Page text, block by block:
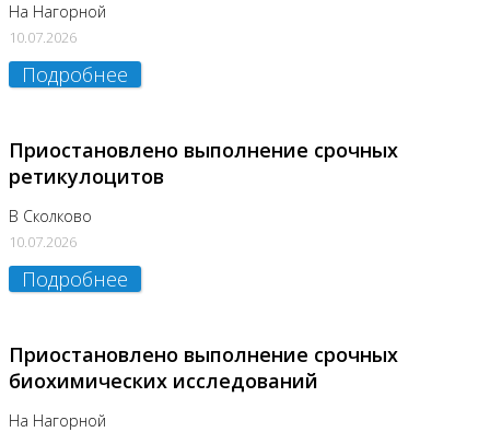
На Нагорной
10.07.2026
Подробнее
Приостановлено выполнение срочных
ретикулоцитов
В Сколково
10.07.2026
Подробнее
Приостановлено выполнение срочных
биохимических исследований
На Нагорной